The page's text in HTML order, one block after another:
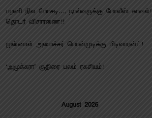
பழனி நில மோசடி…. நால்வருக்கு போலீஸ் காவல்!
தொடர் விசாரணை!!
முன்னாள் அமைச்சர் பொன்முடிக்கு பிடிவாரன்ட்!
‘அமுக்கரா’ குதிரை பலம் ரகசியம்!
August 2026